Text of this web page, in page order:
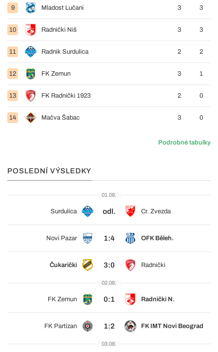
9 Mladost Lučani 3 3
10 Radnički Niš 3 3
11 Radnik Surdulica 2 2
12 FK Zemun 3 1
13 FK Radnički 1923 2 0
14 Mačva Šabac 3 0
Podrobné tabulky
POSLEDNÍ VÝSLEDKY
01.08.
Surdulica odl. Cr. Zvezda
Novi Pazar 1:4 OFK Běleh.
Čukarički 3:0 Radnički
02.08.
FK Zemun 0:1 Radnički N.
FK Partizan 1:2 FK IMT Novi Beograd
03.08.